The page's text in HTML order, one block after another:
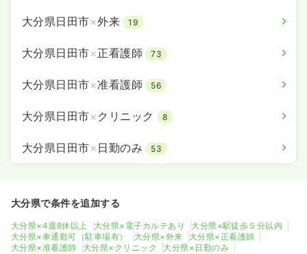
大分県日田市×外来 19
大分県日田市×正看護師 73
大分県日田市×准看護師 56
大分県日田市× クリニック 8
大分県日田市× 日勤のみ 53
大分県で条件を追加する
大分県×4週8休以上 大分県×電子カルテあり
大分県×駅徒歩５分以内
大分県×車通勤可（駐車場有）
大分県×外来
大分県×正看護師
大分県×准看護師
大分県×クリニック 大分県×日勤のみ